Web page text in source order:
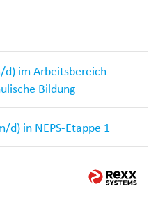
im Arbeitsbereich
Bildung
in NEPS-Etappe 1